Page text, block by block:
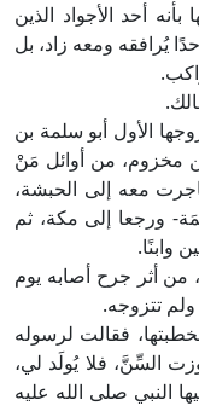
أحد الأجواد الذين
يُرافقه ومعه زاد، بل
الأول أبو سلمة بن
مخزوم، من أوائل مَنْ
معه إلى الحبشة،
ورجعا إلى مكة، ثم
وابنًا.
من أثر جرح أصابه يوم
تتزوجه.
فقالت لرسوله
السِّنَّ، فلا يُولَد لي،
النبي صلى الله عليه